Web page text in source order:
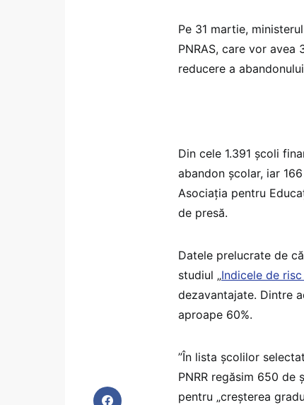
Pe 31 martie,
PNRAS, care vor
reducere a
Din cele 1.391 școli
abandon școlar, iar
Asociația pentru
de presă.
Datele prelucrate de
studiul „Indicele de
dezavantajate. Dintre
aproape 60%.
”În lista școlilor
PNRR regăsim 650
pentru „creșterea